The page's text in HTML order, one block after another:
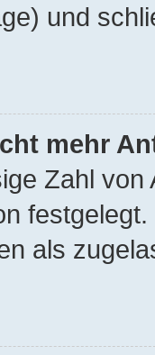
und
mehr
Zahl
als